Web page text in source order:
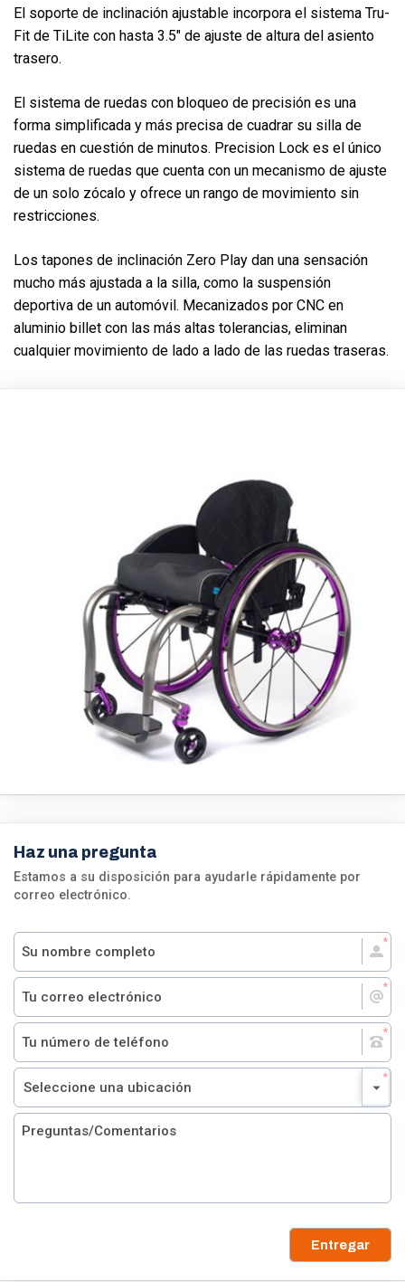
El soporte de inclinación ajustable incorpora el sistema Tru-
Fit de TiLite con hasta 3.5″ de ajuste de altura del asiento
trasero.
El sistema de ruedas con bloqueo de precisión es una
forma simplificada y más precisa de cuadrar su silla de
ruedas en cuestión de minutos. Precision Lock es el único
sistema de ruedas que cuenta con un mecanismo de ajuste
de un solo zócalo y ofrece un rango de movimiento sin
restricciones.
Los tapones de inclinación Zero Play dan una sensación
mucho más ajustada a la silla, como la suspensión
deportiva de un automóvil. Mecanizados por CNC en
aluminio billet con las más altas tolerancias, eliminan
cualquier movimiento de lado a lado de las ruedas traseras.
Haz una pregunta
Estamos a su disposición para ayudarle rápidamente por
correo electrónico.
Entregar